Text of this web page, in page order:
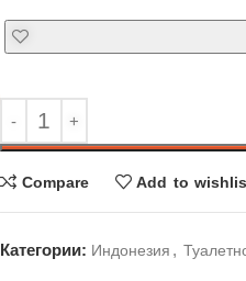
Compare Add to
Категории: Индонезия ,